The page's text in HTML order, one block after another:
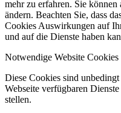
mehr zu erfahren. Sie
ändern. Beachten Sie, dass
Cookies Auswirkungen auf
und auf die Dienste haben
Notwendige Website Cookies
Diese Cookies sind
Webseite verfügbaren
stellen.